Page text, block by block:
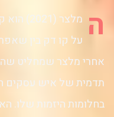
ה
מלצר
על קו דק בין
אחרי מלצר שמחליט
תדמית של איש עסקים
בחלומות היזמות שלו.